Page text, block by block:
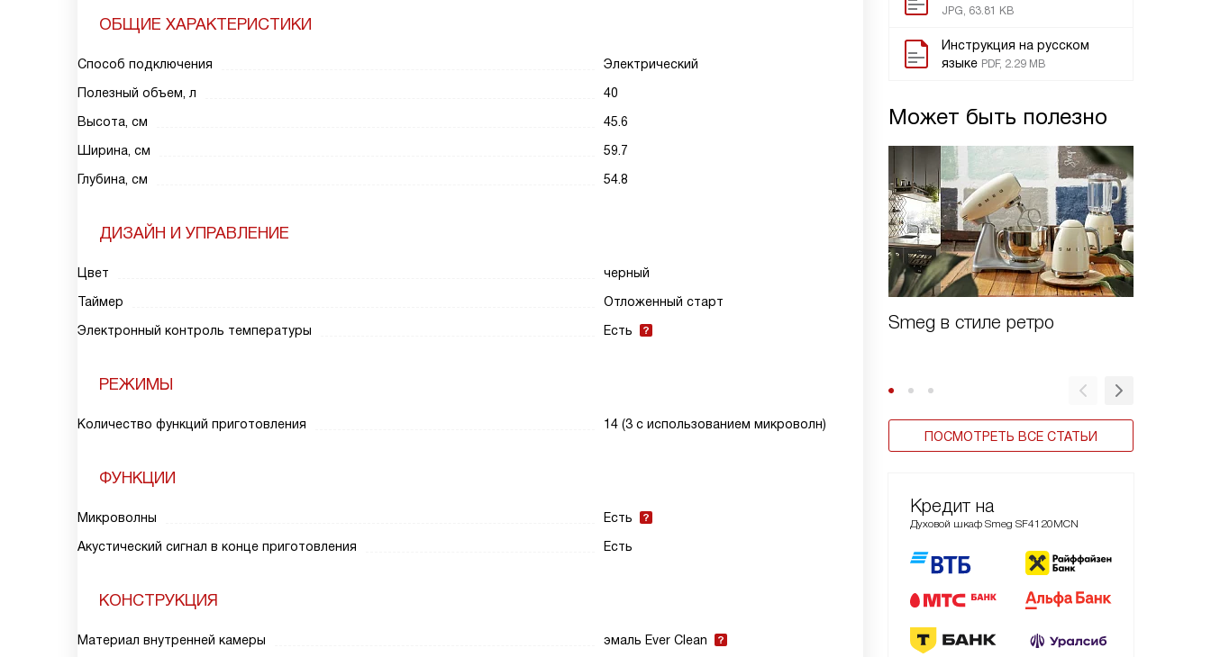
JPG, 63.81 KB
Инструкция на русском
языке PDF, 2.29 MB
Может быть полезно
Smeg в стиле ретро
ПОСМОТРЕТЬ ВСЕ СТАТЬИ
Кредит на
Духовой шкаф Smeg SF4120MCN
ОБЩИЕ ХАРАКТЕРИСТИКИ
Способ подключения
Электрический
Полезный объем, л
40
Высота, см
45.6
Ширина, см
59.7
Глубина, см
54.8
ДИЗАЙН И УПРАВЛЕНИЕ
Цвет
черный
Таймер
Отложенный старт
Электронный контроль температуры
Есть
РЕЖИМЫ
Количество функций приготовления 14 (3 с использованием микроволн)
ФУНКЦИИ
Микроволны
Есть
Акустический сигнал в конце приготовления
Есть
КОНСТРУКЦИЯ
Материал внутренней камеры
эмаль Ever Clean